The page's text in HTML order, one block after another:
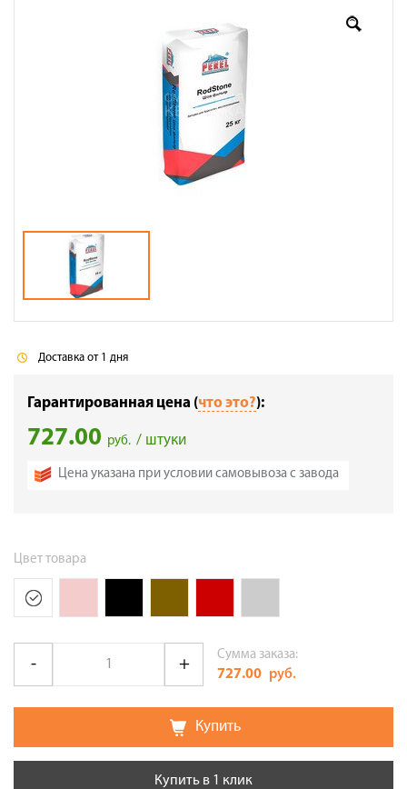
Доставка от 1 дня
Гарантированная цена (что это?):
727.00 руб. / штуки
Цена указана при условии самовывоза с завода
Цвет товара
Сумма заказа:
727.00 руб.
Купить
Купить в 1 клик